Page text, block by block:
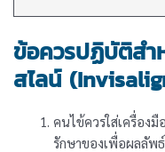
ข้อควรปฏิบัติส
สไลน์
คนไข้ควรใส่เครื่อง
รักษาของเพื่อผลลัพ